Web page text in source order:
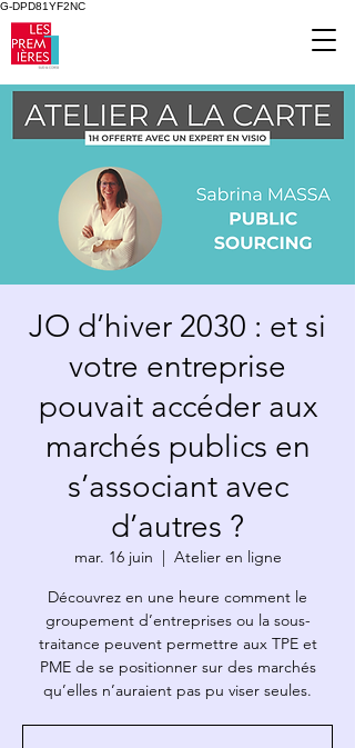
G-DPD81YF2NC
JO d’hiver 2030 : et si
votre entreprise
pouvait accéder aux
marchés publics en
s’associant avec
d’autres ?
mar. 16 juin
  |
Atelier en ligne
Découvrez en une heure comment le
groupement d’entreprises ou la sous-
traitance peuvent permettre aux TPE et
PME de se positionner sur des marchés
qu’elles n’auraient pas pu viser seules.